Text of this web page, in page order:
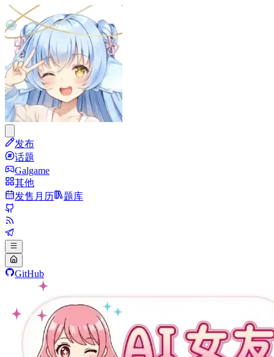
发布
话题
Galgame
其他
发售月历
题库
GitHub